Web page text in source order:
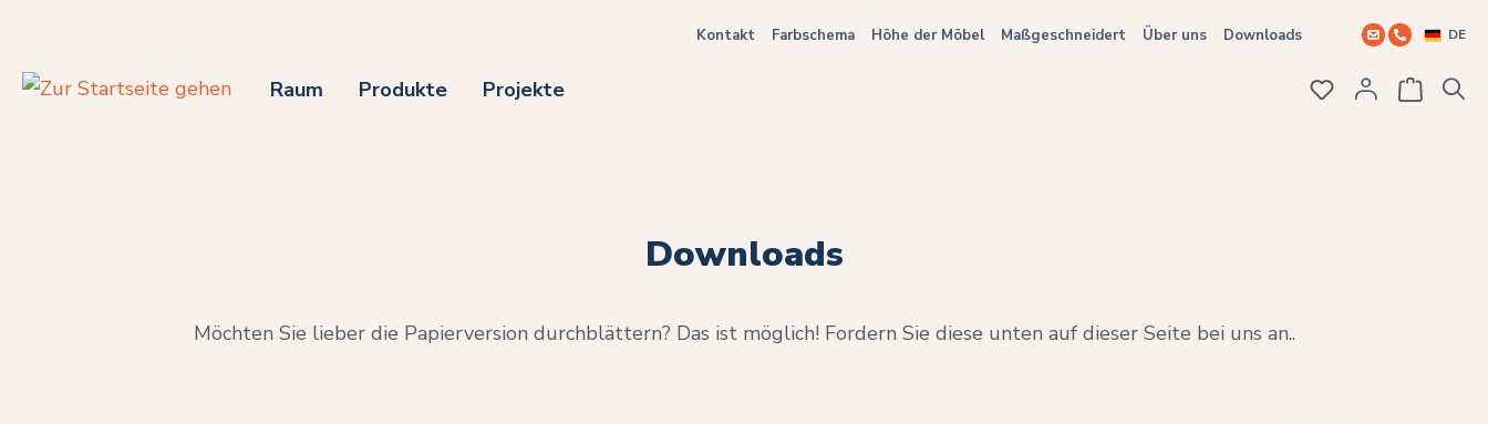
Kontakt Farbschema Höhe der Möbel Maßgeschneidert Über uns Downloads DE
Raum Produkte Projekte Du hast 0
Downloads
Möchten Sie lieber die Papierversion durchblättern? Das ist möglich! Fordern Sie diese unten auf dieser Seite bei uns an..